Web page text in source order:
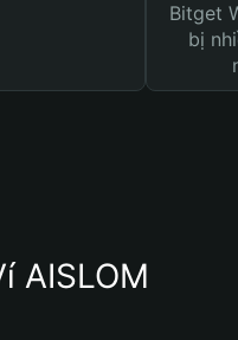
Bitget
bị
AISLOM